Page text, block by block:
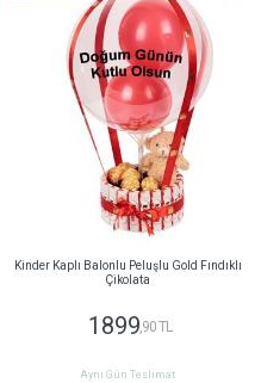
Kinder Kaplı Balonlu Peluşlu Gold Fındıklı
Çikolata
1899,90 TL
Aynı Gün Teslimat